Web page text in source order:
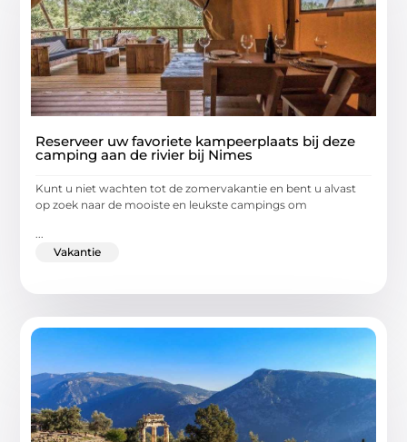
Reserveer uw favoriete kampeerplaats bij deze
camping aan de rivier bij Nimes
Kunt u niet wachten tot de zomervakantie en bent u alvast
op zoek naar de mooiste en leukste campings om
...
Vakantie